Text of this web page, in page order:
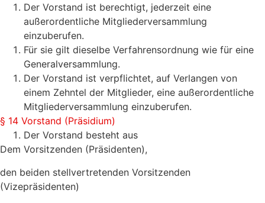
Der Vorstand ist berechtigt, jederzeit eine
außerordentliche Mitgliederversammlung
einzuberufen.
Für sie gilt dieselbe Verfahrensordnung wie für eine
Generalversammlung.
Der Vorstand ist verpflichtet, auf Verlangen von
einem Zehntel der Mitglieder, eine außerordentliche
Mitgliederversammlung einzuberufen.
§ 14 Vorstand (Präsidium)
Der Vorstand besteht aus
Dem Vorsitzenden (Präsidenten),
den beiden stellvertretenden Vorsitzenden
(Vizepräsidenten)